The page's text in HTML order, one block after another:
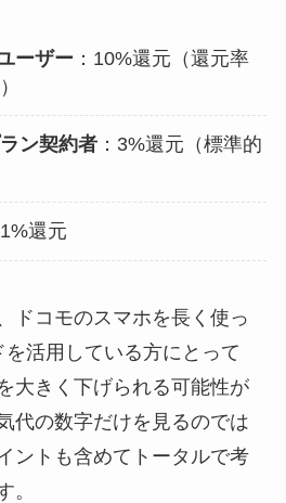
ーザー ：10%還元（還元率
ン契約者 ：3%還元（標準的
1%還元
ドコモのスマホを長く使っ
活用している方にとって
大きく下げられる可能性が
代の数字だけを見るのでは
ントも含めてトータルで考
。